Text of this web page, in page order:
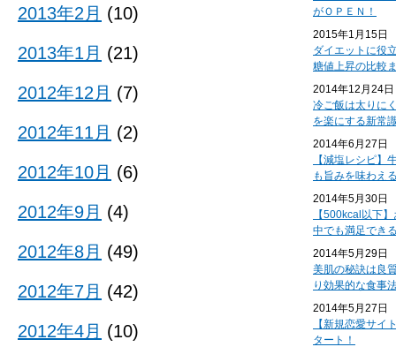
がＯＰＥＮ！
2015年1月15日
ダイエットに役
糖値上昇の比較
2014年12月24日
冷ご飯は太りに
を楽にする新常
2014年6月27日
【減塩レシピ】
も旨みを味わえ
2014年5月30日
【500kcal以下
中でも満足でき
2014年5月29日
美肌の秘訣は良
り効果的な食事
2014年5月27日
【新規恋愛サイ
タート！
2013年2月 (10)
2013年1月 (21)
2012年12月 (7)
2012年11月 (2)
2012年10月 (6)
2012年9月 (4)
2012年8月 (49)
2012年7月 (42)
2012年4月 (10)